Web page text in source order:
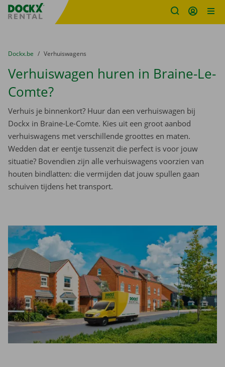
Fratello DEMO
U bevindt zich hier:
van
Dockx.be naar
Verhuiswagens
Verhuiswagen huren in Braine-Le-
Comte?
Verhuis je binnenkort? Huur dan een verhuiswagen bij
Dockx in Braine-Le-Comte. Kies uit een groot aanbod
verhuiswagens met verschillende groottes en maten.
Wedden dat er eentje tussenzit die perfect is voor jouw
situatie? Bovendien zijn alle verhuiswagens voorzien van
houten bindlatten: die vermijden dat jouw spullen gaan
schuiven tijdens het transport.